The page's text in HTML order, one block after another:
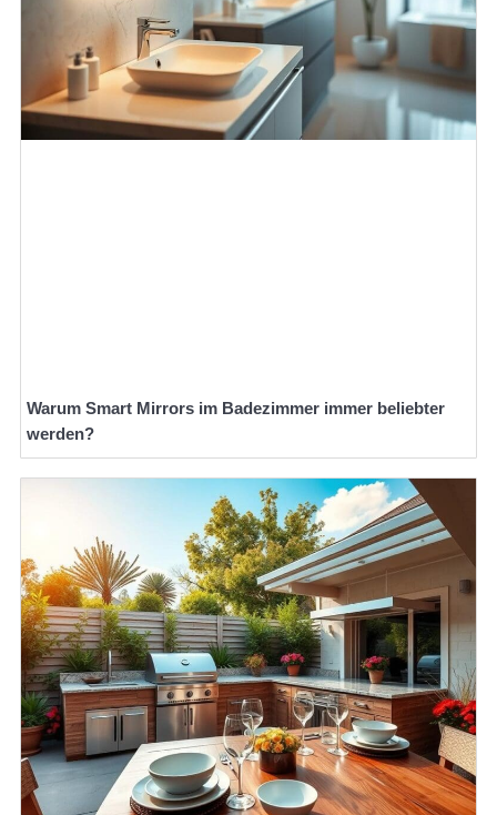
Warum Smart Mirrors im Badezimmer immer beliebter
werden?